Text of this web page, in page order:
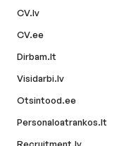
CV.lv
CV.ee
Dirbam.lt
Visidarbi.lv
Otsintood.ee
Personaloatrankos.lt